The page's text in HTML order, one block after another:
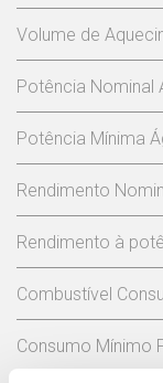
Volume de
Potência Nominal
Potência Mínima
Rendimento
Rendimento à
Combustível
Consumo Mínimo